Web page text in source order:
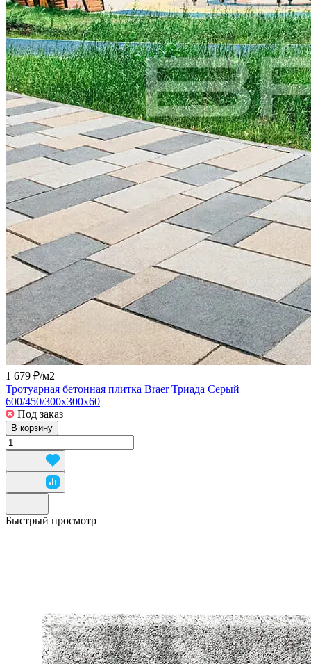
1 679 ₽/м2
Тротуарная бетонная плитка Braer Триада Серый
600/450/300x300x60
Под заказ
В корзину
Быстрый просмотр